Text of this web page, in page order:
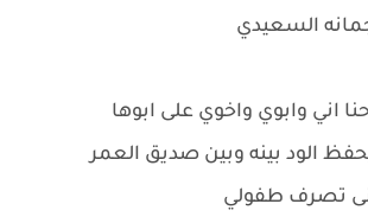
السعيدي
اني وابوي واخوي على ابوها
الود بينه وبين صديق العمر
تصرف طفولي